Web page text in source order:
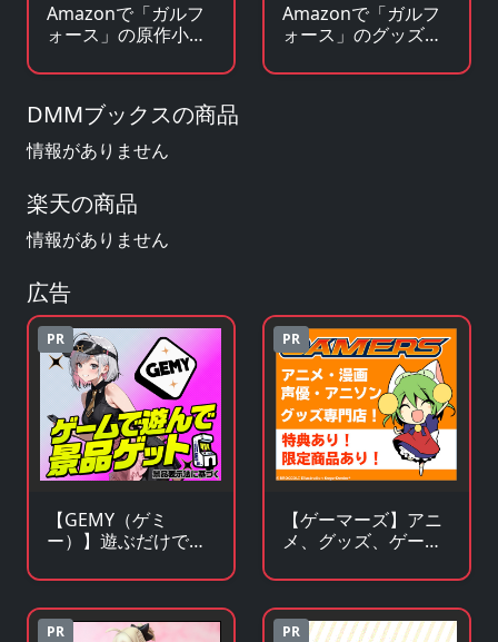
Amazonで「ガルフ
ォース」の原作小
Amazonで「ガルフ
ォース」のグッズ・
DMMブックスの商品
情報がありません
楽天の商品
情報がありません
広告
PR
【GEMY（ゲミ
ー）】遊ぶだけで景
ゲームサービス
PR
【ゲーマーズ】アニ
メ、グッズ、ゲー
ア多数販売のチェー
ンストア
PR PR